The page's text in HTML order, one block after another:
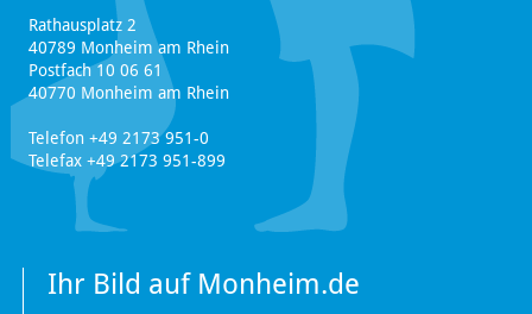
Rathausplatz 2
40789 Monheim am Rhein
Postfach 10 06 61
40770 Monheim am Rhein
Telefon +49 2173 951-0
Telefax +49 2173 951-899
Ihr Bild auf Monheim.de